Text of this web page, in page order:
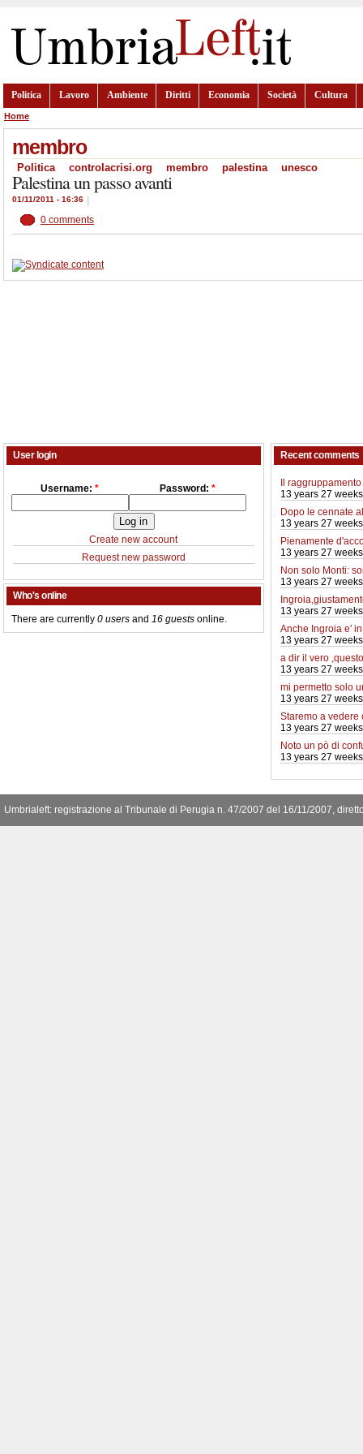
Politica Lavoro Ambiente Diritti Economia Società Cultura
Home
membro
Politica controlacrisi.org membro palestina unesco
Palestina un passo avanti
01/11/2011 - 16:36
0 comments
User login
Username:* Password: *
Create new account
Request new password
Who's online
There are currently 0 users and 16 guests online.
Recent comments
Il
13 years 27
Dopo le cennate
13 years 27
Pienamente
13 years 27
Non solo Monti:
13 years 27
13 years 27
Anche Ingroia e'
13 years 27
a dir il vero ,questo
13 years 27
mi permetto solo
13 years 27
Staremo a vedere
13 years 27
Noto un pò di
13 years 27
Umbrialeft: registrazione al Tribunale di Perugia n. 47/2007 del 16/11/2007,